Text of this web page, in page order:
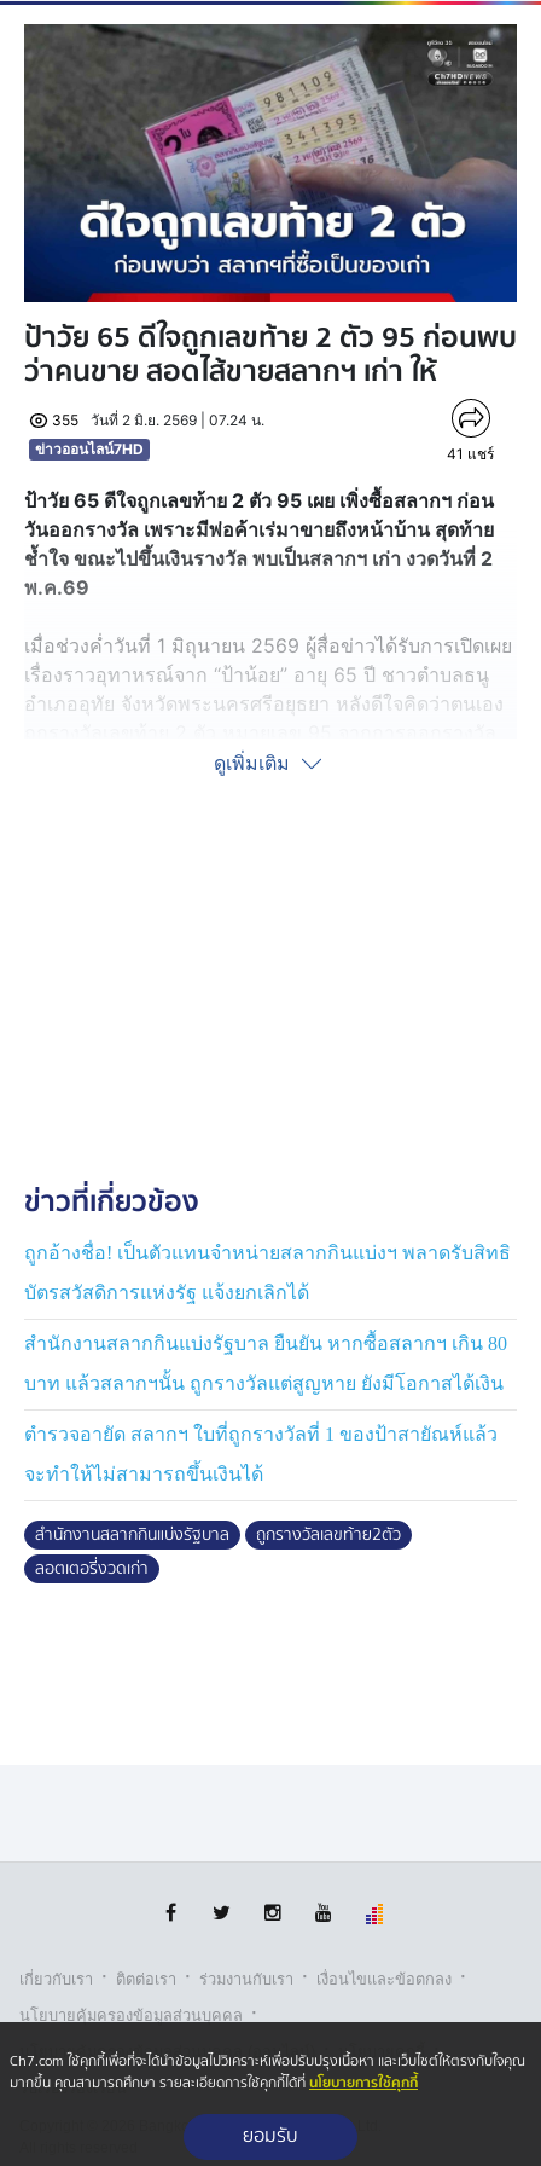
ป้าวัย 65 ดีใจถูกเลขท้าย 2 ตัว 95 ก่อนพบ
ว่าคนขาย สอดไส้ขายสลากฯ เก่า ให้
355
วันที่ 2 มิ.ย. 2569 | 07.24 น.
ข่าวออนไลน์7HD
41 แชร์
ป้าวัย 65 ดีใจถูกเลขท้าย 2 ตัว 95 เผย เพิ่งซื้อสลากฯ ก่อน
วันออกรางวัล เพราะมีพ่อค้าเร่มาขายถึงหน้าบ้าน สุดท้าย
ช้ำใจ ขณะไปขึ้นเงินรางวัล พบเป็นสลากฯ เก่า งวดวันที่ 2
พ.ค.69
เมื่อช่วงค่ำวันที่ 1 มิถุนายน 2569 ผู้สื่อข่าวได้รับการเปิดเผย
เรื่องราวอุทาหรณ์จาก “ป้าน้อย” อายุ 65 ปี ชาวตำบลธนู
อำเภออุทัย จังหวัดพระนครศรีอยุธยา หลังดีใจคิดว่าตนเอง
สลากกินแบ่งรัฐบาลงวดวันที่ 1 มิถุนายน 2569 แต่สุดท้าย
สามารถนำมาขึ้นรางวัลได้ และสลากที่ซื้อทั้ง 3 ใบเป็นงวด
ป้าน้อย ยอมรับว่า รู้สึกตกใจและเสียใจเป็นอย่างมาก เพราะ
เข้าใจว่าสลากฯ ที่ซื้อมานั้น เป็นของงวดปัจจุบัน โดยไม่ได้ดู
วันที่ออกรางวัลบนสลากฯ กระทั่งเมื่อตรวจสอบอย่าง
ละเอียดจึงพบว่าเป็นสลากงวดเก่าจริง
ด้านเจ้าของแผงสลากฯ ได้แนะนำว่า ก่อนซื้อสลากฯ ทุกครั้ง
ควรตรวจสอบวันและงวดที่ออกรางวัลให้ถูกต้อง เพื่อป้องกัน
การเข้าใจผิดหรือถูกนำสลากฯ เก่ามาจำหน่ายโดยไม่รู้ตัว
ซึ่งกรณีดังกล่าวทางร้านเข้าใจว่าป้าน้อยไม่ได้มีเจตนานำ
สลากฯ เก่ามาสวมสิทธิขึ้นรางวัล เพียงแต่เข้าใจผิดว่าเป็น
สลากฯ งวดปัจจุบันเท่านั้น
หน่ายสลากฯ ทุกราย เพราะผู้ค้าส่วนใหญ่ประกอบอาชีพด้วย
ฝากเตือนไว้สำหรับนักเสี่ยงโชคทุกคนว่า ก่อนรับสลากทุก
กับความผิดหวังเหมือนที่ตนเองประสบมา
ดูเพิ่มเติม
ข่าวที่เกี่ยวข้อง
ถูกอ้างชื่อ! เป็นตัวแทนจำหน่ายสลากกินแบ่งฯ พลาดรับสิทธิ
บัตรสวัสดิการแห่งรัฐ แจ้งยกเลิกได้
สำนักงานสลากกินแบ่งรัฐบาล ยืนยัน หากซื้อสลากฯ เกิน 80
บาท แล้วสลากฯนั้น ถูกรางวัลแต่สูญหาย ยังมีโอกาสได้เงิน
ตำรวจอายัด สลากฯ ใบที่ถูกรางวัลที่ 1 ของป้าสายัณห์แล้ว
จะทำให้ไม่สามารถขึ้นเงินได้
สำนักงานสลากกินแบ่งรัฐบาล
ถูกรางวัลเลขท้าย2ตัว
ลอตเตอรี่งวดเก่า
เกี่ยวกับเรา · ติตต่อเรา · ร่วมงานกับเรา · เงื่อนไขและข้อตกลง ·
นโยบายคุ้มครองข้อมูลส่วนบุคคล ·
นโยบายคุ้มครองข้อมูลส่วนบุคคล (ออนไลน์) · นโยบายคุกกี้ ·
รับเรื่องร้องเรียน
Copyright © 2026 Bangkok Broadcasting & T.V. Co.,Ltd.
Ch7.com ใช้คุกกี้เพื่อที่จะได้นำข้อมูลไปวิเคราะห์เพื่อปรับปรุงเนื้อหา และเว็บไซต์ให้ตรงกับใจคุณ
มากขึ้น คุณสามารถศึกษา รายละเอียดการใช้คุกกี้ได้ที่นโยบายการใช้คุกกี้
ยอมรับ